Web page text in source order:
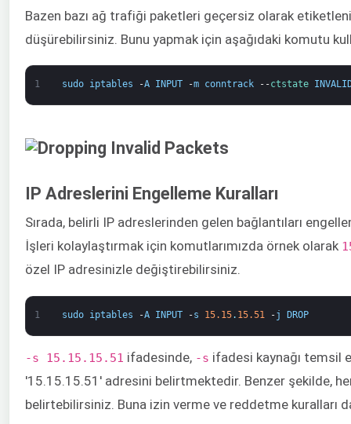
Bazen bazı ağ trafiği paketleri geçersiz olarak
düşürebilirsiniz. Bunu yapmak için aşağıdaki komutu
1 sudo iptables -A INPUT -m conntrack --ctstate
IP Adreslerini Engelleme Kuralları
Sırada, belirli IP adreslerinden gelen bağlantıları
İşleri kolaylaştırmak için komutlarımızda örnek olarak
özel IP adresinizle değiştirebilirsiniz.
1 sudo iptables -A INPUT -s 15.15. 15.51 -j DROP
-s 15.15.15.51 ifadesinde, ​​​ -s​ ifadesi kaynağı temsil
'15.15.15.51' adresini belirtmektedir. Benzer şekilde,
belirtebilirsiniz. Buna izin verme ve reddetme kuralları